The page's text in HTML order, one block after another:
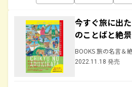
今すぐ旅に出
のことばと絶
BOOKS 旅の名言＆
2022.11.18 発売